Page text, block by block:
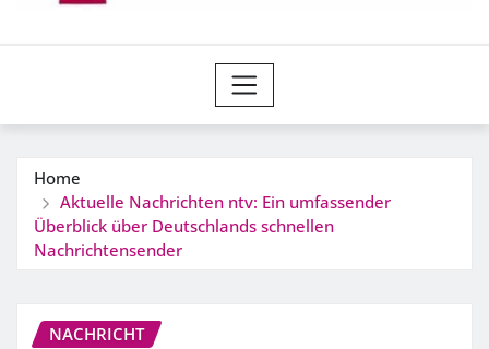
Home
Aktuelle Nachrichten ntv: Ein umfassender
Überblick über Deutschlands schnellen
Nachrichtensender
NACHRICHT